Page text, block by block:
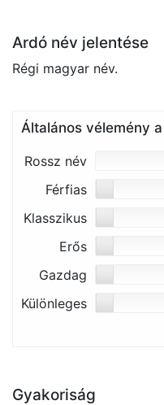
Ardó név jelentése
Régi magyar név.
Általános vélemény
Rossz név
Férfias
Klasszikus
Erős
Gazdag
Különleges
Gyakoriság